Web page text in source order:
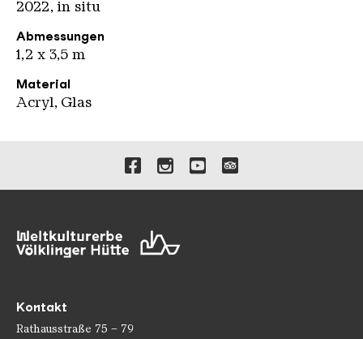
2022, in situ
Abmessungen
1,2 x 3,5 m
Material
Acryl, Glas
Verlinkungen zu unseren
Kontakt
Rathausstraße 75 – 79